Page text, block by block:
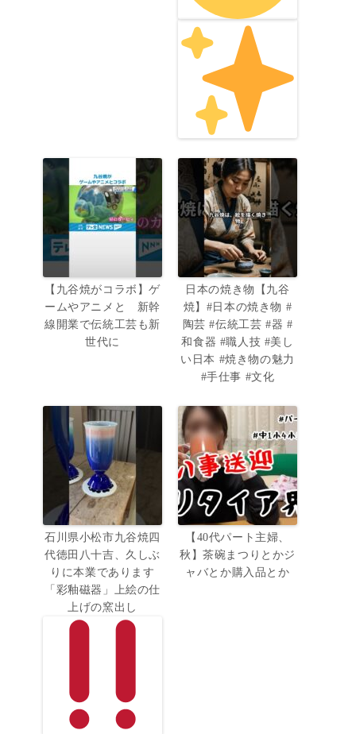
【九谷焼がコラボ】ゲ
ームやアニメと 新幹
線開業で伝統工芸も新
世代に
日本の焼き物【九谷
焼】#日本の焼き物 #
陶芸 #伝統工芸 #器 #
和食器 #職人技 #美し
い日本 #焼き物の魅力
#手仕事 #文化
石川県小松市九谷焼四
代徳田八十吉、久しぶ
りに本業であります
「彩釉磁器」上絵の仕
上げの窯出し
【40代パート主婦、
秋】茶碗まつりとかジ
ャバとか購入品とか